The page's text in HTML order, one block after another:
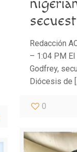
Redacción
– 1:04 PM
Godfrey,
Diócesis de
0